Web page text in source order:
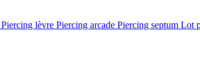
Piercing lèvre Piercing arcade Piercing septum Lot